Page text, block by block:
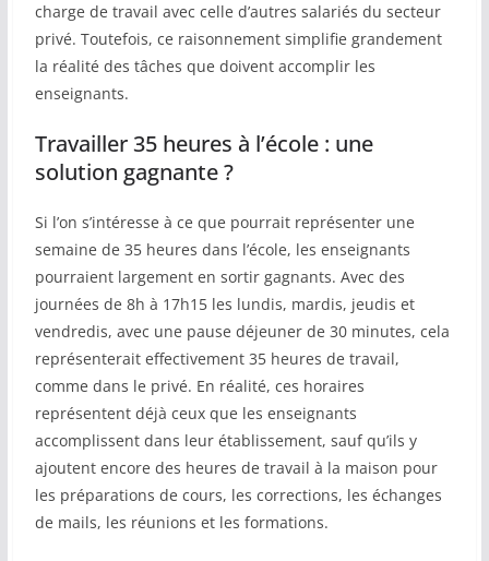
charge de travail avec celle d’autres salariés du secteur
privé. Toutefois, ce raisonnement simplifie grandement
la réalité des tâches que doivent accomplir les
enseignants.
Travailler 35 heures à l’école : une
solution gagnante ?
Si l’on s’intéresse à ce que pourrait représenter une
semaine de 35 heures dans l’école, les enseignants
pourraient largement en sortir gagnants. Avec des
journées de 8h à 17h15 les lundis, mardis, jeudis et
vendredis, avec une pause déjeuner de 30 minutes, cela
représenterait effectivement 35 heures de travail,
comme dans le privé. En réalité, ces horaires
représentent déjà ceux que les enseignants
accomplissent dans leur établissement, sauf qu’ils y
ajoutent encore des heures de travail à la maison pour
les préparations de cours, les corrections, les échanges
de mails, les réunions et les formations.